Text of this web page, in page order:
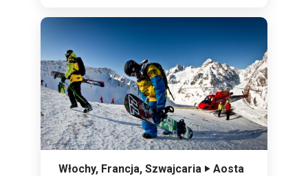
Włochy, Francja, Szwajcaria ‣ Aosta